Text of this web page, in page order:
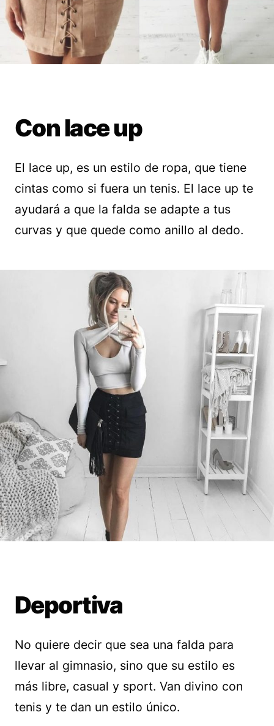
Con lace up
El lace up, es un estilo de ropa, que tiene
cintas como si fuera un tenis. El lace up te
ayudará a que la falda se adapte a tus
curvas y que quede como anillo al dedo.
Deportiva
No quiere decir que sea una falda para
llevar al gimnasio, sino que su estilo es
más libre, casual y sport. Van divino con
tenis y te dan un estilo único.